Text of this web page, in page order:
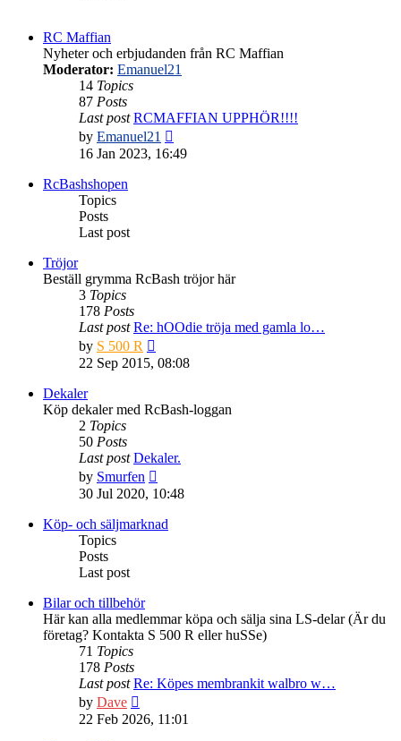
RC Maffian
Nyheter och erbjudanden från RC Maffian
Moderator: Emanuel21
14 Topics
87 Posts
Last post RCMAFFIAN UPPHÖR!!!!
by Emanuel21
the
16 Jan 2023, 16:49
RcBashshopen
Topics
Posts
Last post
Tröjor
Beställ grymma RcBash tröjor här
3 Topics
178 Posts
Last post Re: hOOdie tröja med gamla lo…
by S 500 R
the
22 Sep 2015, 08:08
Dekaler
Köp dekaler med RcBash-loggan
2 Topics
50 Posts
Last post Dekaler.
by Smurfen
the
post
30 Jul 2020, 10:48
Köp- och säljmarknad
Topics
Posts
Last post
Bilar och tillbehör
Här kan alla medlemmar köpa och sälja sina LS-delar (Är du
företag? Kontakta S 500 R eller huSSe)
71 Topics
178 Posts
Last post Re: Köpes membrankit walbro w…
by Dave
the
22 Feb 2026, 11:01